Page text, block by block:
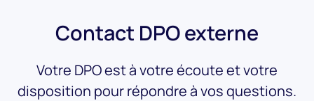
Contact DPO externe
Votre DPO est à votre écoute et votre
disposition pour répondre à vos questions.